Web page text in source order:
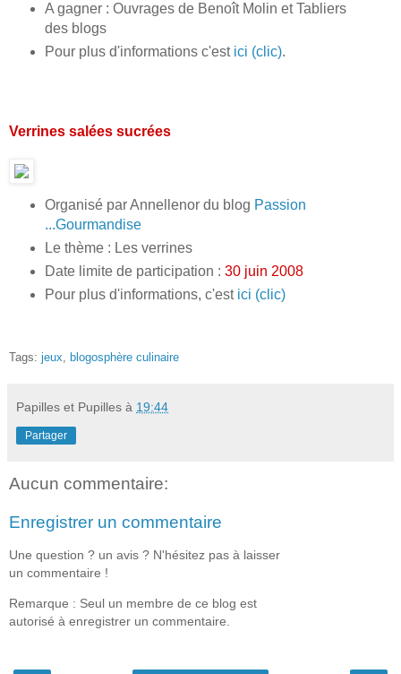
A gagner : Ouvrages de Benoît Molin et Tabliers
des blogs
Pour plus d'informations c'est ici (clic).
Verrines salées sucrées
Organisé par Annellenor du blog Passion
...Gourmandise
Le thème : Les verrines
Date limite de participation : 30 juin 2008
Pour plus d'informations, c'est ici (clic)
Tags: jeux blogosphère culinaire
Papilles et Pupilles à 19:44
Partager
Aucun commentaire:
Enregistrer un commentaire
Une question ? un avis ? N'hésitez pas à laisser
un commentaire !
Remarque : Seul un membre de ce blog est
autorisé à enregistrer un commentaire.